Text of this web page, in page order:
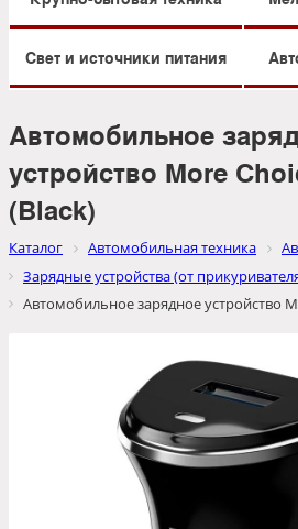
Свет и источники питания
Автомобильное
устройство More
(Black)
Каталог Автомобильная техника
Зарядные устройства (от
Автомобильное зарядное устройство